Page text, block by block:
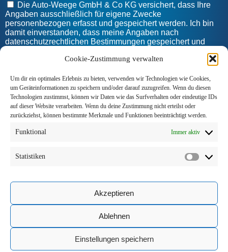
Cookie-Zustimmung verwalten
Um dir ein optimales Erlebnis zu bieten, verwenden wir Technologien wie Cookies,
um Geräteinformationen zu speichern und/oder darauf zuzugreifen. Wenn du diesen
Technologien zustimmst, können wir Daten wie das Surfverhalten oder eindeutige IDs
auf dieser Website verarbeiten. Wenn du deine Zustimmung nicht erteilst oder
zurückziehst, können bestimmte Merkmale und Funktionen beeinträchtigt werden.
Funktional Immer aktiv
Statistiken
Akzeptieren
Ablehnen
Einstellungen speichern
Die Auto-Weege GmbH & Co KG versichert, dass Ihre
Angaben ausschließlich für eigene Zwecke
personenbezogen erfasst und gespeichert werden. Ich bin
damit einverstanden, dass meine Angaben nach
datenschutzrechtlichen Bestimmungen gespeichert und
GmbH & Co KG, mich telefonisch oder per E-Mail zu
Senden
Alternative:
© 2019 STYLOJOB – Personalrecruiting & Jobservice
Datenschutz•Impressum